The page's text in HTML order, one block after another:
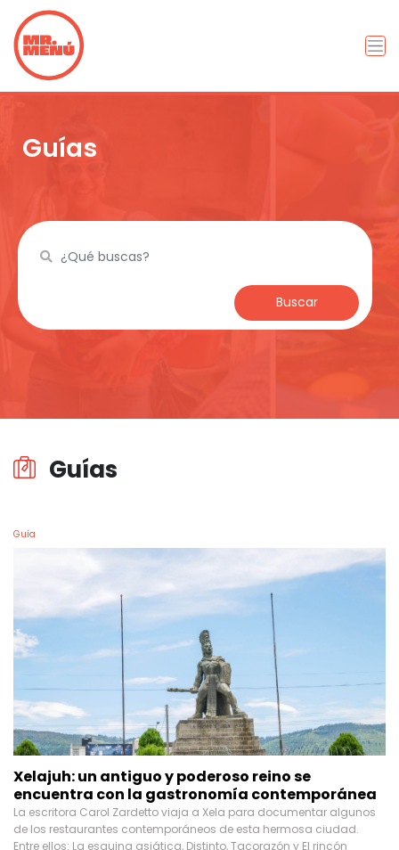
Guías
Buscar
Guías
Guía
Xelajuh: un antiguo y poderoso reino se
encuentra con la gastronomía contemporánea
La escritora Carol Zardetto viaja a Xela para documentar algunos
de los restaurantes contemporáneos de esta hermosa ciudad.
Entre ellos: La esquina asiática, Distinto, Tacorazón y El rincón